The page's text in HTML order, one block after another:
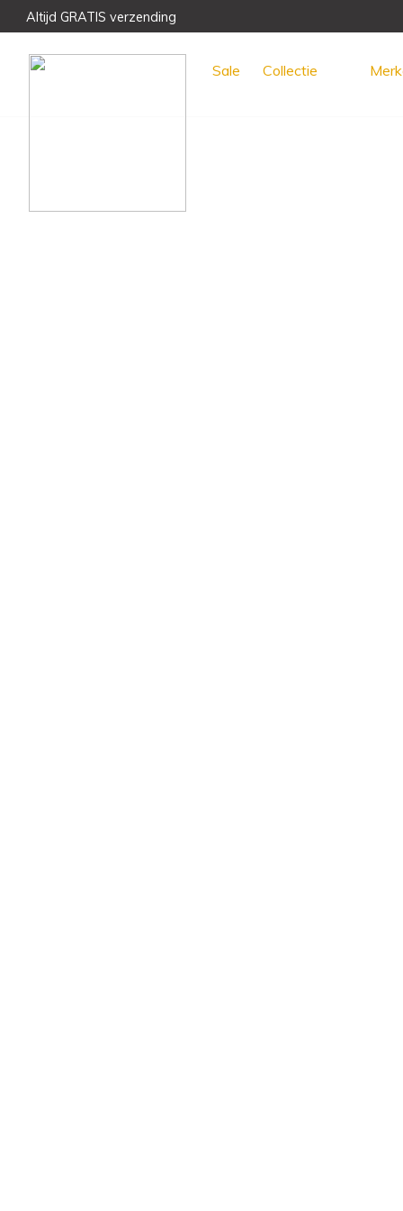
Altijd GRATIS verzending
Meest unieke collectie en het beste advies
Sale Collectie